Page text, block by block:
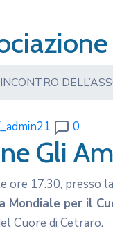
INCONTRO
0
Gli
ore 17.30, presso
Mondiale per il
Cuore di Cetraro.